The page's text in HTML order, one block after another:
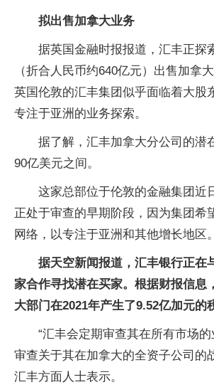
拟出售加拿大业务
据英国金融时报报道，汇丰正探
（折合人民币约640亿元）出售加拿
英国伦敦的汇丰集团似乎面临着大股
专注于亚洲的业务探索。
据了解，汇丰加拿大分公司的潜
90亿美元之间。
这家总部位于伦敦的金融集团近
正处于审查的早期阶段，因为集团希
网络，以专注于亚洲和其他增长地区。
据天空新闻报道，汇丰银行正在
家合作寻找潜在买家。根据财报信息
大部门在2021年产生了9.52亿加元的
“汇丰会定期审查其在所有市场
审查关于其在加拿大的全资子公司的
汇丰方面人士表示。